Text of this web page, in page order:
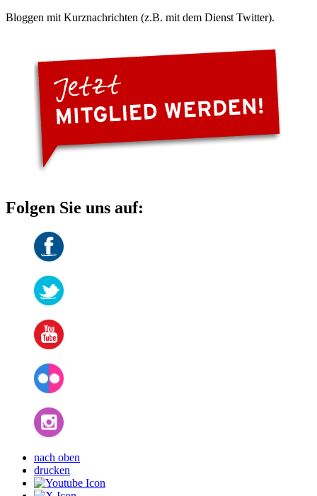
Bloggen mit Kurznachrichten (z.B. mit dem Dienst Twitter).
Folgen Sie uns auf:
nach oben
drucken